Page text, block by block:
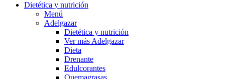
Dietética y nutrición
Menú
Adelgazar
Dietética y nutrición
Ver más Adelgazar
Dieta
Drenante
Edulcorantes